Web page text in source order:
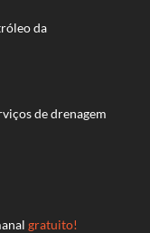
da
de drenagem
gratuito!